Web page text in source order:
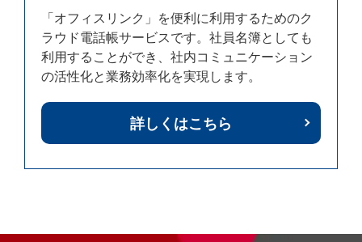
「オフィスリンク」を便利に利用するためのク
ラウド電話帳サービスです。社員名簿としても
利用することができ、社内コミュニケーション
の活性化と業務効率化を実現します。
詳しくはこちら